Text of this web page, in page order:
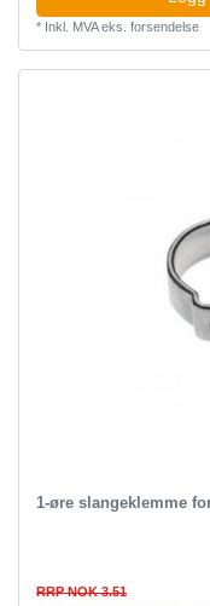
* Inkl. MVAeks. forsendelse
1-øre slangeklemme
RRP NOK 3.51